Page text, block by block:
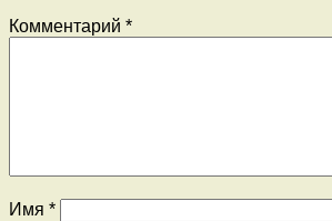
Комментарий *
Имя *